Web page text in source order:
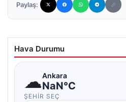
Paylaş:
Hava Durumu
☁Ankara
NaN°C
ŞEHIR SEÇ